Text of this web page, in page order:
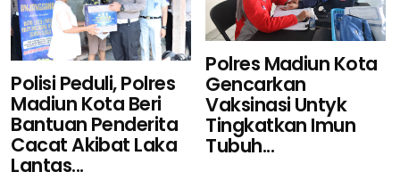
Polisi Peduli, Polres
Madiun Kota Beri
Bantuan Penderita
Cacat Akibat Laka
Lantas...
Polres Madiun Kota
Gencarkan
Vaksinasi Untyk
Tingkatkan Imun
Tubuh...